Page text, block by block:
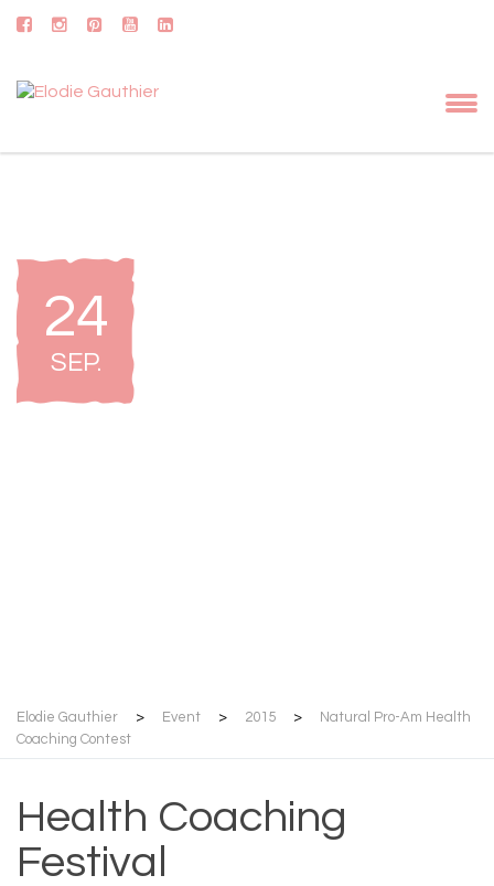
24
SEP.
Elodie Gauthier > Event > 2015 >
Natural Pro-Am Health
Coaching Contest
Health Coaching
Festival